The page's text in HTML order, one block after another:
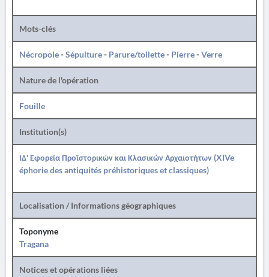
Mots-clés
Nécropole-Sépulture- Parure/toilette- Pierre-Verre
Nature de l'opération
Fouille
Institution(s)
ΙΔ' Εφορεία Προϊστορικών και Κλασικών Αρχαιοτήτων (XIVe
éphorie des antiquités préhistoriques et classiques)
Localisation / Informations géographiques
Toponyme
Tragana
Notices et opérations liées